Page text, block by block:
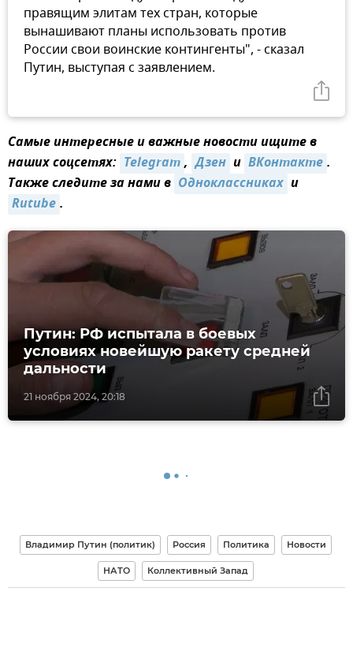
правящим элитам тех стран, которые
вынашивают планы использовать против
России свои воинские контингенты", - сказал
Путин, выступая с заявлением.
Самые интересные и важные новости ищите в
наших соцсетях: Telegram, Дзен и ВКонтакте.
Также следите за нами в Одноклассниках и
Rutube.
21 ноября 2024, 20:18
Путин: РФ испытала в боевых
условиях новейшую ракету средней
дальности
Владимир Путин (политик) Россия Политика Новости
НАТО Коллективный Запад